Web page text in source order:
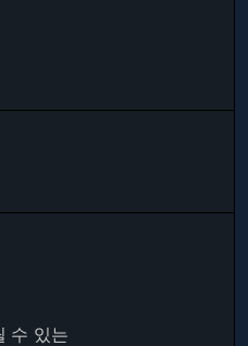
수 있는